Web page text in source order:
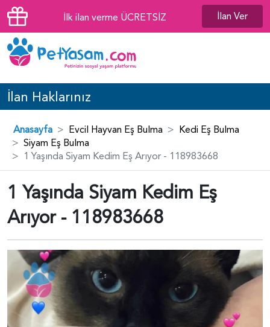
İlk ilan verme ÜCRETSİZ İlan Ver
İlan Haklarınız
Anasayfa Evcil Hayvan Eş Bulma
Kedi Eş Bulma
Siyam Eş Bulma
1 Yaşında Siyam Kedim Eş Arıyor - 118983668
1 Yaşında Siyam Kedim Eş
Arıyor - 118983668